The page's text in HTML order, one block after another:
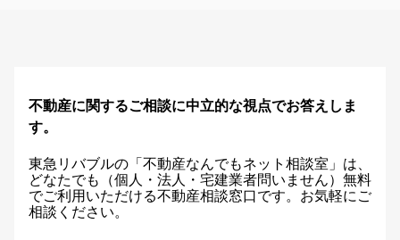
不動産に関するご相談に中立的な視点でお答えしま
す。
東急リバブルの「不動産なんでもネット相談室」は、
どなたでも（個人・法人・宅建業者問いません）無料
でご利用いただける不動産相談窓口です。お気軽にご
相談ください。